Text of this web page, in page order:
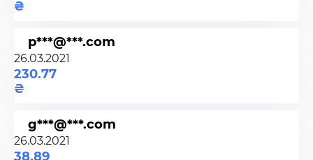
p***@***.com
26.03.2021
230.77
g***@***.com
26.03.2021
38.89